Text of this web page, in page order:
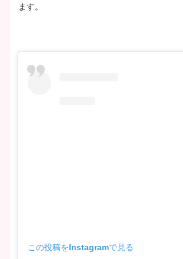
ます。
この投稿をInstagramで見る